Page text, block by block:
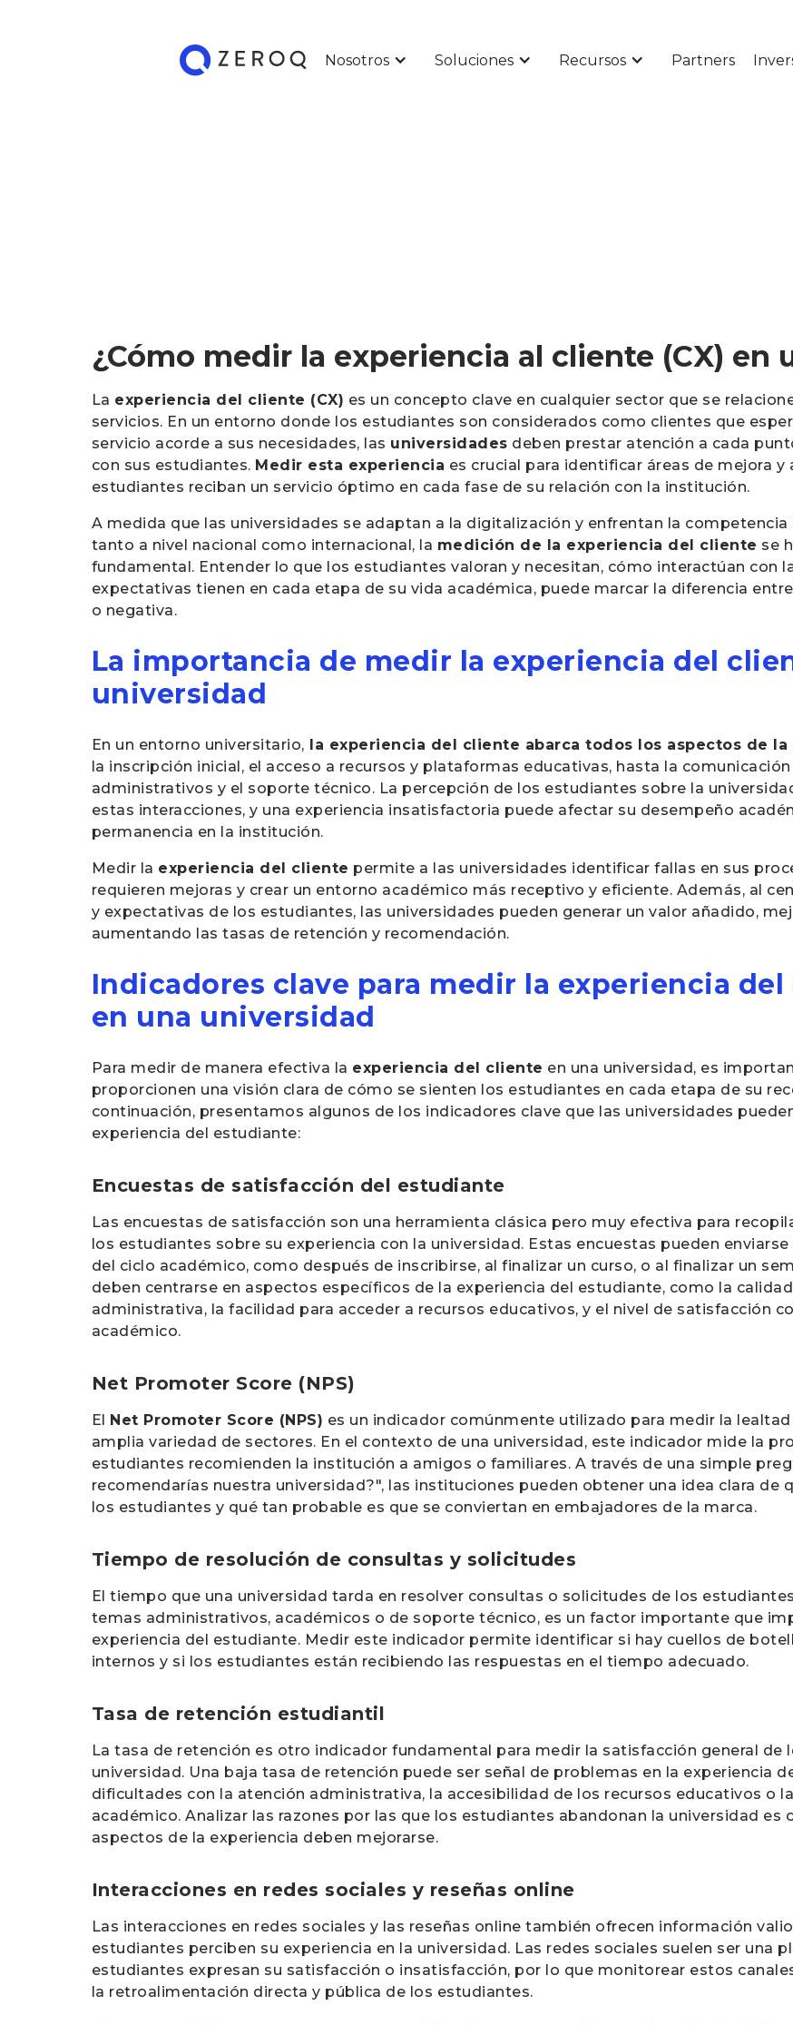
Nosotros Soluciones Recursos Partners
¿Cómo medir la experiencia al cliente (CX) en
La experiencia del cliente (CX) es un concepto clave en cualquier sector que se
servicios. En un entorno donde los estudiantes son considerados como clientes que
servicio acorde a sus necesidades, las universidades deben prestar atención a cada
con sus estudiantes. Medir esta experiencia es crucial para identificar áreas de mejora y
estudiantes reciban un servicio óptimo en cada fase de su relación con la institución.
A medida que las universidades se adaptan a la digitalización y enfrentan la
tanto a nivel nacional como internacional, la medición de la experiencia del cliente se
fundamental. Entender lo que los estudiantes valoran y necesitan, cómo interactúan con
expectativas tienen en cada etapa de su vida académica, puede marcar la diferencia
o negativa.
La importancia de medir la experiencia del
universidad
En un entorno universitario, la experiencia del cliente abarca todos los aspectos de
la inscripción inicial, el acceso a recursos y plataformas educativas, hasta la
administrativos y el soporte técnico. La percepción de los estudiantes sobre la
estas interacciones, y una experiencia insatisfactoria puede afectar su desempeño
permanencia en la institución.
Medir la experiencia del cliente permite a las universidades identificar fallas en sus
requieren mejoras y crear un entorno académico más receptivo y eficiente. Además, al
y expectativas de los estudiantes, las universidades pueden generar un valor añadido,
aumentando las tasas de retención y recomendación.
Indicadores clave para medir la experiencia del
en una universidad
Para medir de manera efectiva la experiencia del cliente en una universidad, es
proporcionen una visión clara de cómo se sienten los estudiantes en cada etapa de su
continuación, presentamos algunos de los indicadores clave que las universidades
experiencia del estudiante:
Encuestas de satisfacción del estudiante
Las encuestas de satisfacción son una herramienta clásica pero muy efectiva para
los estudiantes sobre su experiencia con la universidad. Estas encuestas pueden
del ciclo académico, como después de inscribirse, al finalizar un curso, o al finalizar un
deben centrarse en aspectos específicos de la experiencia del estudiante, como la
administrativa, la facilidad para acceder a recursos educativos, y el nivel de satisfacción
académico.
Net Promoter Score (NPS)
El Net Promoter Score (NPS) es un indicador comúnmente utilizado para medir la
amplia variedad de sectores. En el contexto de una universidad, este indicador mide la
estudiantes recomienden la institución a amigos o familiares. A través de una simple
recomendarías nuestra universidad?", las instituciones pueden obtener una idea clara de
los estudiantes y qué tan probable es que se conviertan en embajadores de la marca.
Tiempo de resolución de consultas y solicitudes
El tiempo que una universidad tarda en resolver consultas o solicitudes de los
temas administrativos, académicos o de soporte técnico, es un factor importante que
experiencia del estudiante. Medir este indicador permite identificar si hay cuellos de
internos y si los estudiantes están recibiendo las respuestas en el tiempo adecuado.
Tasa de retención estudiantil
La tasa de retención es otro indicador fundamental para medir la satisfacción general de
universidad. Una baja tasa de retención puede ser señal de problemas en la experiencia
dificultades con la atención administrativa, la accesibilidad de los recursos educativos o
académico. Analizar las razones por las que los estudiantes abandonan la universidad es
aspectos de la experiencia deben mejorarse.
Interacciones en redes sociales y reseñas online
Las interacciones en redes sociales y las reseñas online también ofrecen información
estudiantes perciben su experiencia en la universidad. Las redes sociales suelen ser una
estudiantes expresan su satisfacción o insatisfacción, por lo que monitorear estos
la retroalimentación directa y pública de los estudiantes.